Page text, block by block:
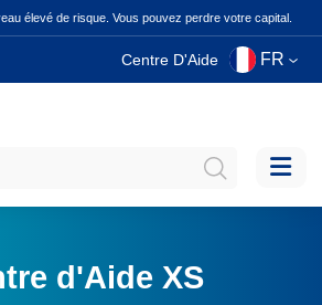
élevé de risque. Vous pouvez perdre votre capital.
Centre D'Aide FR
d'Aide XS